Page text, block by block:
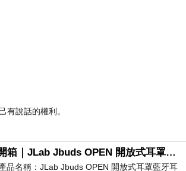
有說話的權利。
開箱｜JLab Jbuds OPEN 開放式耳罩藍牙耳機 - 設計美學，輕巧、透氣、環境音全物理達成！
品名稱：JLab Jbuds OPEN 開放式耳罩藍牙耳